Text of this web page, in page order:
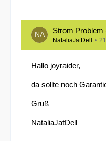
Strom Problem
NataliaJatDell
Hallo joyraider,
da sollte noch
Gruß
NataliaJatDell